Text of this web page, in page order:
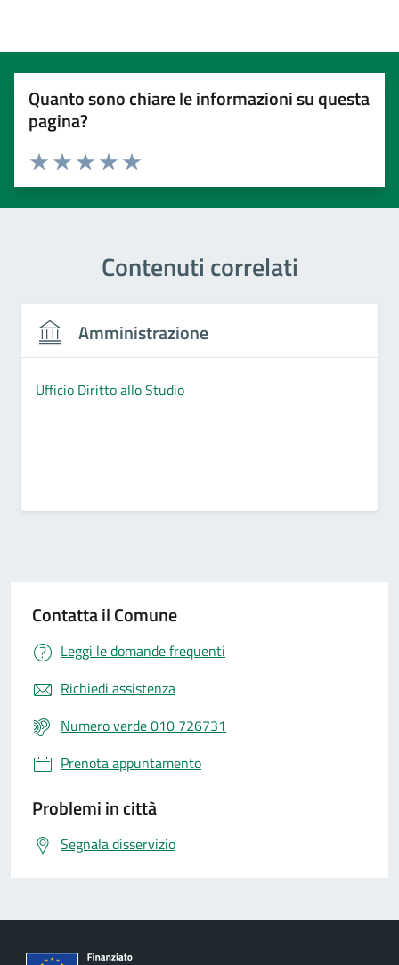
Quanto sono chiare le informazioni su questa
pagina?
Valuta 5 stelle su 5
Valuta 4 stelle su 5
Valuta 3 stelle su 5
Valuta 2 stelle su 5
Valuta 1 stelle su 5
Contenuti correlati
Amministrazione
Ufficio Diritto allo Studio
Contatta il Comune
Leggi le domande frequenti
Richiedi assistenza
Numero verde 010 726731
Prenota appuntamento
Problemi in città
Segnala disservizio